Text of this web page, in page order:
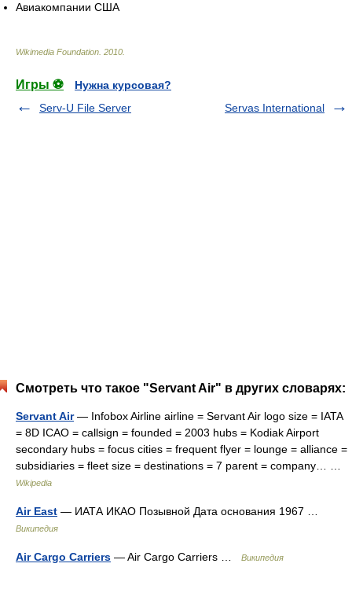
Авиакомпании США
Wikimedia Foundation 2010
Игры ⚽
Нужна курсовая?
Serv-U File Server
Servas International
Смотреть что такое "Servant Air" в других словарях:
Servant Air— Infobox Airline airline = Servant Air logo size = IATA
= 8D ICAO = callsign = founded = 2003 hubs = Kodiak Airport
secondary hubs = focus cities = frequent flyer = lounge = alliance =
subsidiaries = fleet size = destinations = 7 parent = company… …
Wikipedia
Air East — ИАТА ИКАО Позывной Дата основания 1967 …
Википедия
Air Cargo Carriers — Air Cargo Carriers … Википедия